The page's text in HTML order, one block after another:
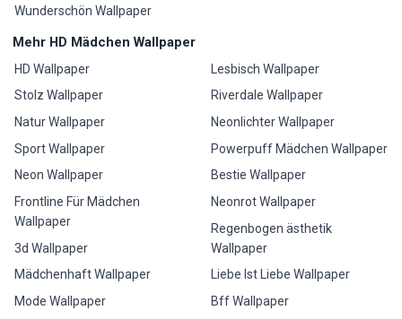
Wunderschön Wallpaper
Mehr HD Mädchen Wallpaper
HD Wallpaper
Stolz Wallpaper
Natur Wallpaper
Sport Wallpaper
Neon Wallpaper
Frontline Für Mädchen
Wallpaper
3d Wallpaper
Mädchenhaft Wallpaper
Mode Wallpaper
Lesbisch Wallpaper
Riverdale Wallpaper
Neonlichter Wallpaper
Powerpuff Mädchen Wallpaper
Bestie Wallpaper
Neonrot Wallpaper
Regenbogen ästhetik
Wallpaper
Liebe Ist Liebe Wallpaper
Bff Wallpaper